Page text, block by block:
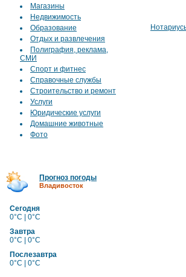
Магазины
Недвижимость
Образование
Отдых и развлечения
Полиграфия, реклама,
СМИ
Спорт и фитнес
Справочные службы
Строительство и ремонт
Услуги
Юридические услуги
Домашние животные
Фото
Прогноз погоды
Владивосток
Сегодня
0°C | 0°C
Завтра
0°C | 0°C
Послезавтра
0°C | 0°C